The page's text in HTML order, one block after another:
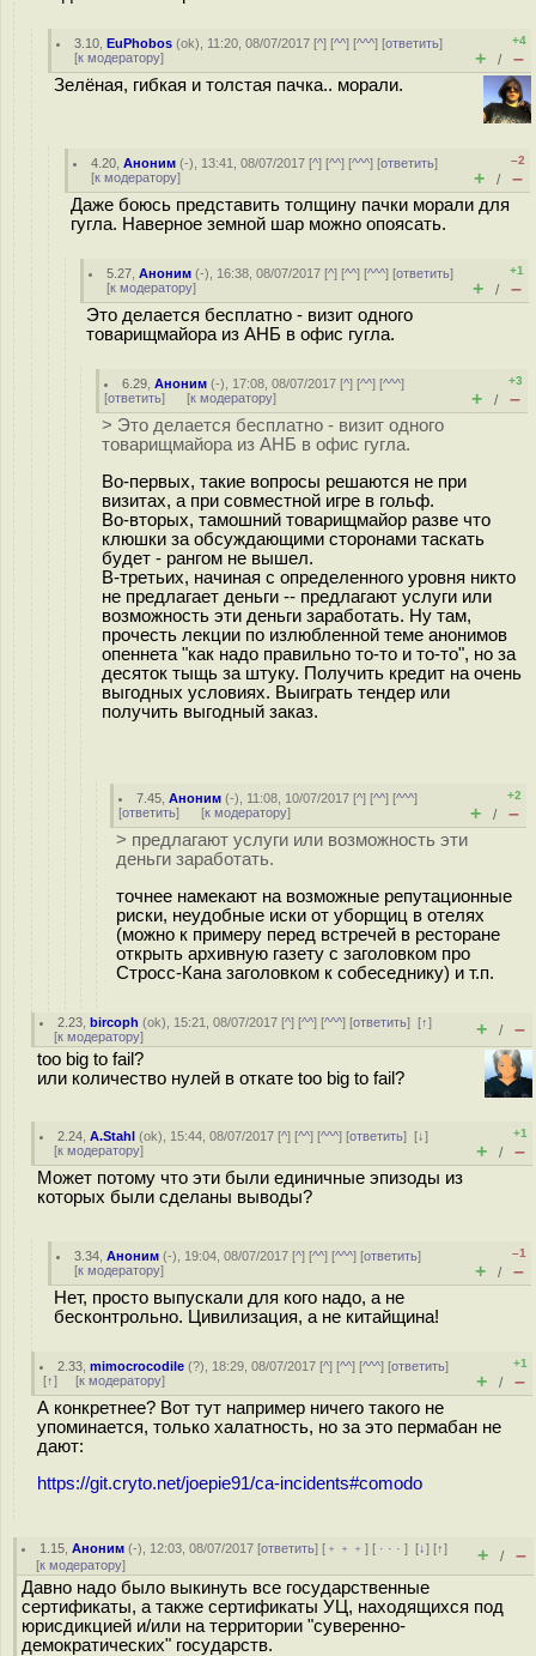
3.10 ,EuPhobos (ok), 11:20, 08/07/2017 [^] [^^] [^^^] [ответить]
[к модератору]
+4
+ / –
Зелёная, гибкая и толстая пачка.. морали.
4.20 ,Аноним (-), 13:41, 08/07/2017 [^] [^^] [^^^] [ответить]
[к модератору]
–2
+ / –
Даже боюсь представить толщину пачки морали для
гугла. Наверное земной шар можно опоясать.
5.27 ,Аноним (-), 16:38, 08/07/2017 [^] [^^] [^^^] [ответить]
[к модератору]
+1
+ / –
Это делается бесплатно - визит одного
товарищмайора из АНБ в офис гугла.
6.29 ,Аноним (-), 17:08, 08/07/2017 [^] [^^] [^^^]
[ответить] [к модератору]
+3
+ / –
> Это делается бесплатно - визит одного
товарищмайора из АНБ в офис гугла.
Во-первых, такие вопросы решаются не при
визитах, а при совместной игре в гольф.
Во-вторых, тамошний товарищмайор разве что
клюшки за обсуждающими сторонами таскать
будет - рангом не вышел.
В-третьих, начиная с определенного уровня никто
не предлагает деньги -- предлагают услуги или
возможность эти деньги заработать. Ну там,
прочесть лекции по излюбленной теме анонимов
опеннета "как надо правильно то-то и то-то", но за
десяток тыщь за штуку. Получить кредит на очень
выгодных условиях. Выиграть тендер или
получить выгодный заказ.
7.45 ,Аноним (-), 11:08, 10/07/2017 [^] [^^] [^^^]
[ответить] [к модератору]
+2
+ / –
> предлагают услуги или возможность эти
деньги заработать.
точнее намекают на возможные репутационные
риски, неудобные иски от уборщиц в отелях
(можно к примеру перед встречей в ресторане
открыть архивную газету с заголовком про
Стросс-Кана заголовком к собеседнику) и т.п.
2.23 ,bircoph (ok), 15:21, 08/07/2017 [^] [^^] [^^^] [ответить][↑]
[к модератору] + / –
too big to fail?
или количество нулей в откате too big to fail?
2.24 ,A.Stahl (ok), 15:44, 08/07/2017 [^] [^^] [^^^] [ответить][↓]
[к модератору]
+1
+ / –
Может потому что эти были единичные эпизоды из
которых были сделаны выводы?
3.34 ,Аноним (-), 19:04, 08/07/2017 [^] [^^] [^^^] [ответить]
[к модератору]
–1
+ / –
Нет, просто выпускали для кого надо, а не
бесконтрольно. Цивилизация, а не китайщина!
2.33 ,mimocrocodile (?), 18:29, 08/07/2017 [^] [^^] [^^^] [ответить]
[↑] [к модератору]
+1
+ / –
А конкретнее? Вот тут например ничего такого не
упоминается, только халатность, но за это пермабан не
дают:
https://git.cryto.net/joepie91/ca-incidents#comodo
1.15 ,Аноним (-), 12:03, 08/07/2017 [ответить] [ ﹢﹢﹢] [ · · ·][↓] [↑]
[к модератору] + / –
Давно надо было выкинуть все государственные
сертификаты, а также сертификаты УЦ, находящихся под
юрисдикцией и/или на территории "суверенно-
демократических" государств.